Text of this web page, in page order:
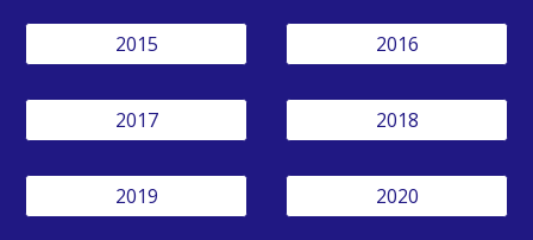
2015
2017
2019
2016
2018
2020